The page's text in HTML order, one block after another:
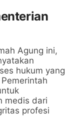
Agung ini,
hukum yang
medis dari
profesi